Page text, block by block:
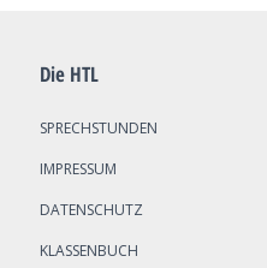
Die HTL
SPRECHSTUNDEN
IMPRESSUM
DATENSCHUTZ
KLASSENBUCH